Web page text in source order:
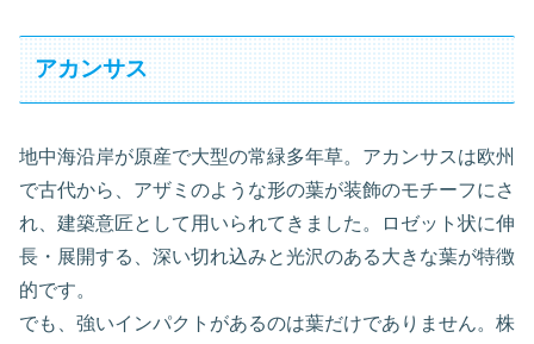
アカンサス
地中海沿岸が原産で大型の常緑多年草。アカンサスは欧州
で古代から、アザミのような形の葉が装飾のモチーフにさ
れ、建築意匠として用いられてきました。ロゼット状に伸
長・展開する、深い切れ込みと光沢のある大きな葉が特徴
的です。
でも、強いインパクトがあるのは葉だけでありません。株